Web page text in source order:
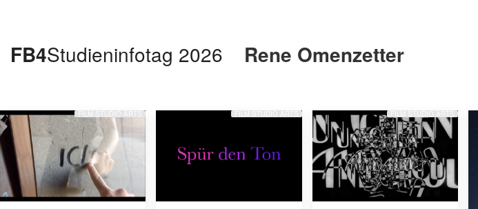
FB4Studieninfotag 2026 Rene Omenzetter
FILM STUDIO ARTS FILM STUDIO ARTS FILM STUDIO ARTS